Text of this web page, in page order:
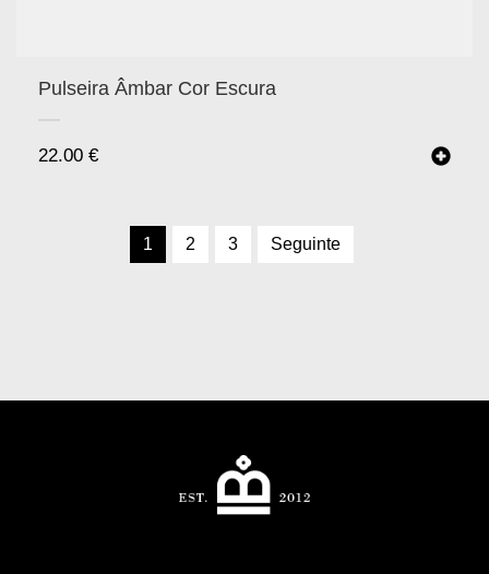
Pulseira Âmbar Cor Escura
22.00 €
1 2 3 Seguinte